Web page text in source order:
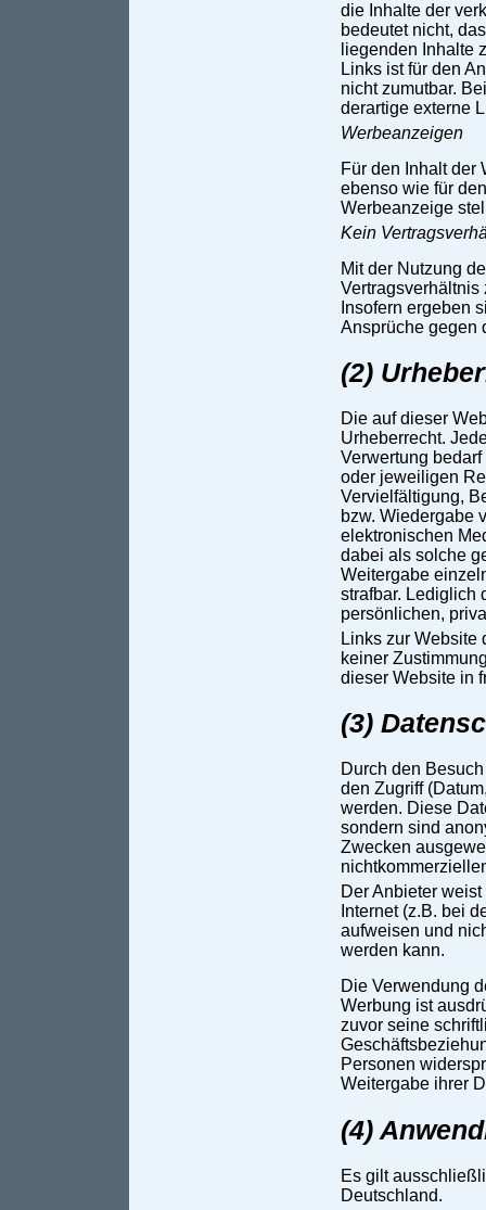
die Inhalte der
bedeutet nicht,
liegenden Inhalte
Links ist für den
nicht zumutbar.
derartige externe
Werbeanzeigen
Für den Inhalt der
ebenso wie für
Werbeanzeige
Kein
Mit der Nutzung
Vertragsverhältnis
Insofern ergeben
Ansprüche gegen
(2)
Die auf dieser
Urheberrecht.
Verwertung
oder jeweiligen
Vervielfältigung,
bzw. Wiedergabe
elektronischen
dabei als solche
Weitergabe
strafbar. Lediglich
persönlichen,
Links zur Website
keiner
dieser Website in
(3)
Durch den
den Zugriff
werden. Diese
sondern sind
Zwecken
Der Anbieter
Internet (z.B. bei
aufweisen und
werden kann.
Die Verwendung
Werbung ist
zuvor seine
Personen
Weitergabe ihrer
(4)
Es gilt
Deutschland.